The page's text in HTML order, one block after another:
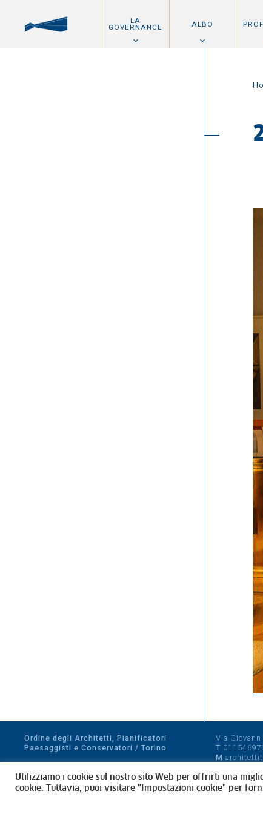
LA
GOVERNANCE ALBO
Ordine degli Architetti, Pianificatori
Paesaggisti e Conservatori / Torino
CF 80089280012
Via
T
M
Utilizziamo i cookie sul nostro sito Web per offrirti una
cookie. Tuttavia, puoi visitare "Impostazioni cookie" per